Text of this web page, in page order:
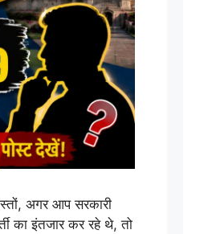
अगर आप सरकारी
का इंतजार कर रहे थे, तो